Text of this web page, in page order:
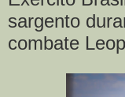
sargento
combate